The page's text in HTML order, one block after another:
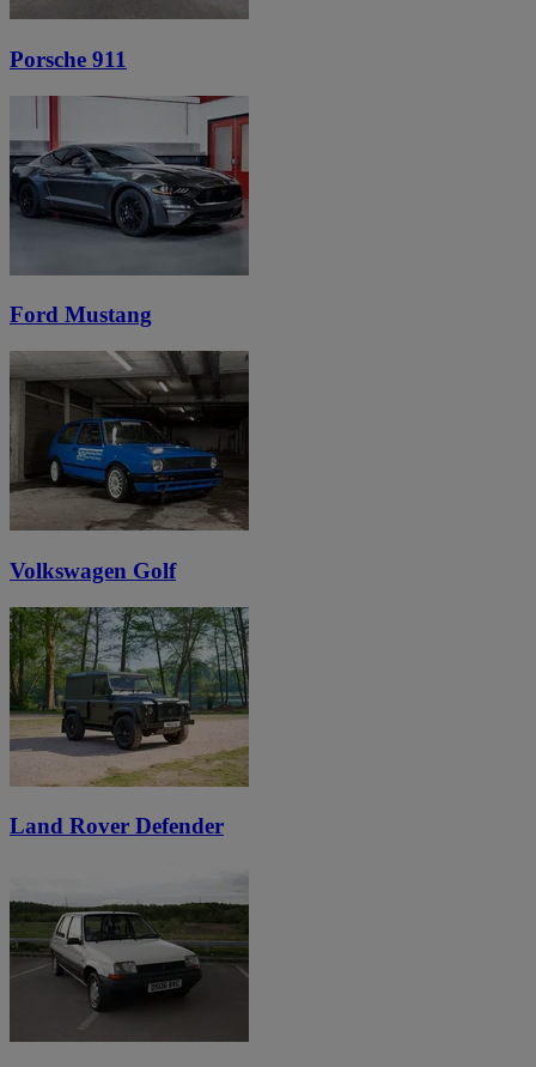
Porsche 911
Ford Mustang
Volkswagen Golf
Land Rover Defender